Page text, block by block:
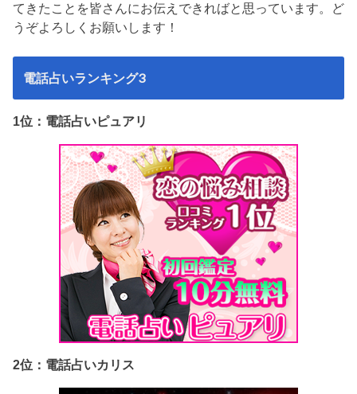
てきたことを皆さんにお伝えできればと思っています。ど
うぞよろしくお願いします！
電話占いランキング3
1位：電話占いピュアリ
2位：電話占いカリス